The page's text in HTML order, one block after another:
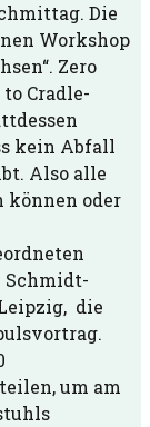
Die
Workshop
Zero
Cradle-
kein Abfall
Also alle
oder
Schmidt-
die
um am